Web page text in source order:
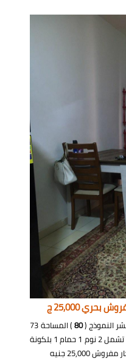
بحري 25,000 ج
النموذج (80
) المساحة 73
بحري و شرقي تطل على باركنج تشمل 2 نوم 1 حمام 1 بلكونة
25,000 جنيه